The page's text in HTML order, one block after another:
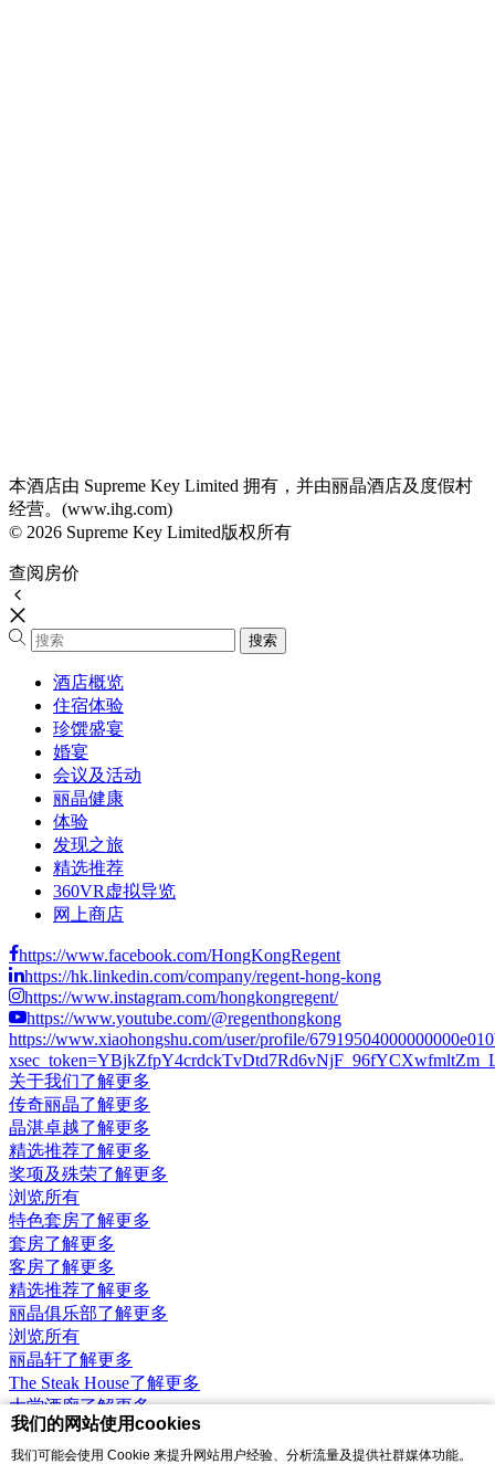
我们的网站使用cookies
我们可能会使用 Cookie 来提升网站用户经验、分析流量及提供社群媒体功能。
本酒店由 Supreme Key Limited 拥有，并由丽晶酒店及度假村
经营。(www.ihg.com)
© 2026 Supreme Key Limited版权所有
查阅房价
酒店概览
住宿体验
珍馔盛宴
婚宴
会议及活动
丽晶健康
体验
发现之旅
精选推荐
360VR虚拟导览
网上商店
https://www.facebook.com/HongKongRegent
https://hk.linkedin.com/company/regent-hong-kong
https://www.instagram.com/hongkongregent/
https://www.youtube.com/@regenthongkong
https://www.xiaohongshu.com/user/profile/
关于我们了解更多
传奇丽晶了解更多
晶湛卓越了解更多
精选推荐了解更多
奖项及殊荣了解更多
浏览所有
特色套房了解更多
套房了解更多
客房了解更多
精选推荐了解更多
丽晶俱乐部了解更多
浏览所有
丽晶轩了解更多
The Steak House了解更多
大堂酒廊了解更多
港畔餐厅了解更多
Nobu Hong Kong了解更多